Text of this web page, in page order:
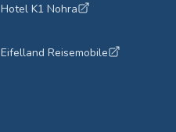
Hotel K1 Nohra
Eifelland Reisemobile